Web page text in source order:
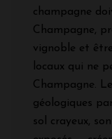
champagne
Champagne,
vignoble et
locaux qui ne
Champagne.
géologiques
sol crayeux,